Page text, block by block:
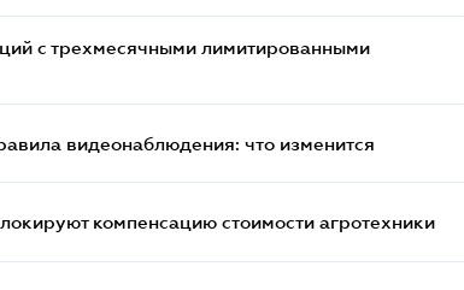
с трехмесячными лимитированными
видеонаблюдения: что изменится
компенсацию стоимости агротехники